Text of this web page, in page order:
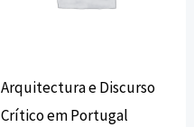
Arquitectura e Discurso
Crítico em Portugal